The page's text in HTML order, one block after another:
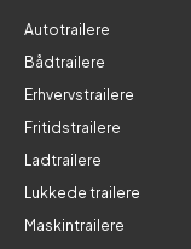
Autotrailere
Bådtrailere
Erhvervstrailere
Fritidstrailere
Ladtrailere
Lukkede trailere
Maskintrailere